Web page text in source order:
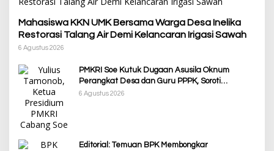
Mahasiswa KKN UMK Bersama Warga Desa Inelika
Restorasi Talang Air Demi Kelancaran Irigasi Sawah
6 Agustus 2026
PMKRI Soe Kutuk Dugaan Asusila Oknum
Perangkat Desa dan Guru PPPK, Soroti
Ketimpangan Penanganan Pemkab TTS
6 Agustus 2026
Editorial: Temuan BPK Membongkar